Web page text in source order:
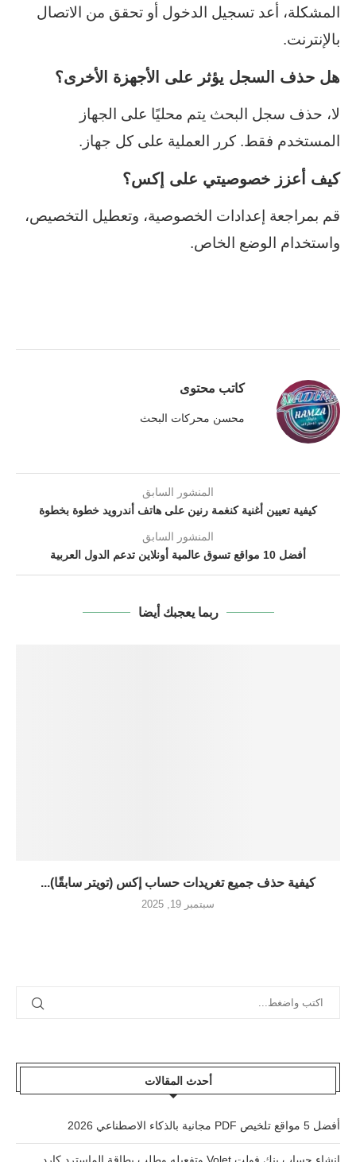
المشكلة، أعد تسجيل الدخول أو تحقق من الاتصال
بالإنترنت.
هل حذف السجل يؤثر على الأجهزة الأخرى؟
لا، حذف سجل البحث يتم محليًا على الجهاز
المستخدم فقط. كرر العملية على كل جهاز.
كيف أعزز خصوصيتي على إكس؟
قم بمراجعة إعدادات الخصوصية، وتعطيل التخصيص،
واستخدام الوضع الخاص.
كاتب محتوى
محسن محركات البحث
المنشور السابق
كيفية تعيين أغنية كنغمة رنين على هاتف أندرويد خطوة بخطوة
المنشور السابق
أفضل 10 مواقع تسوق عالمية أونلاين تدعم الدول العربية
ربما يعجبك أيضا
كيفية حذف جميع تغريدات حساب إكس (تويتر سابقًا)...
سبتمبر 19, 2025
أحدث المقالات
أفضل 5 مواقع تلخيص PDF مجانية بالذكاء الاصطناعي 2026